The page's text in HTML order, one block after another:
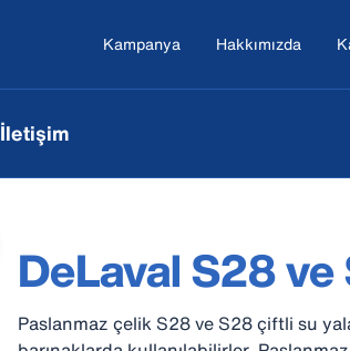
Kampanya Hakkımızda
İletişim
DeLaval S28
Paslanmaz çelik S28 ve S28 çiftli su